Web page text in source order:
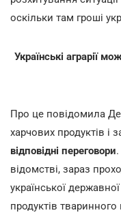
оскільки там гроші
Українські аграрії
Про це повідомила
харчових продуктів і
відповідні переговори
відомстві, зараз
української
продуктів